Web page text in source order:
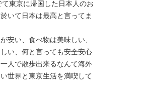
東京に帰国した日本人のお
いて日本は最高と言ってま
安い、食べ物は美味しい、
い、何と言っても安全安心
人で散歩出来るなんて海外
世界と東京生活を満喫して